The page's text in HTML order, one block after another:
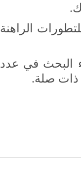
.
الراهنة
البحث في عدد
ذات صلة.